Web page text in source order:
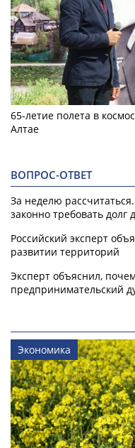
65-летие полета в
Алтае
ВОПРОС-ОТВЕТ
За неделю
законно требовать долг
Российский эксперт
развитии территорий
Эксперт объяснил,
предпринимательский
Экономика